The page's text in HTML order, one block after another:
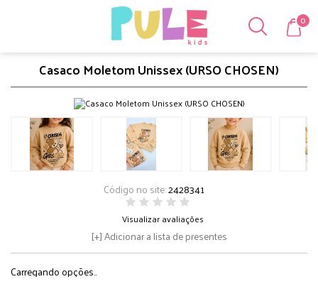
0
Casaco Moletom Unissex (URSO CHOSEN)
Código no site:2428341
Visualizar avaliações
Adicionar a lista de presentes
Carregando opções..